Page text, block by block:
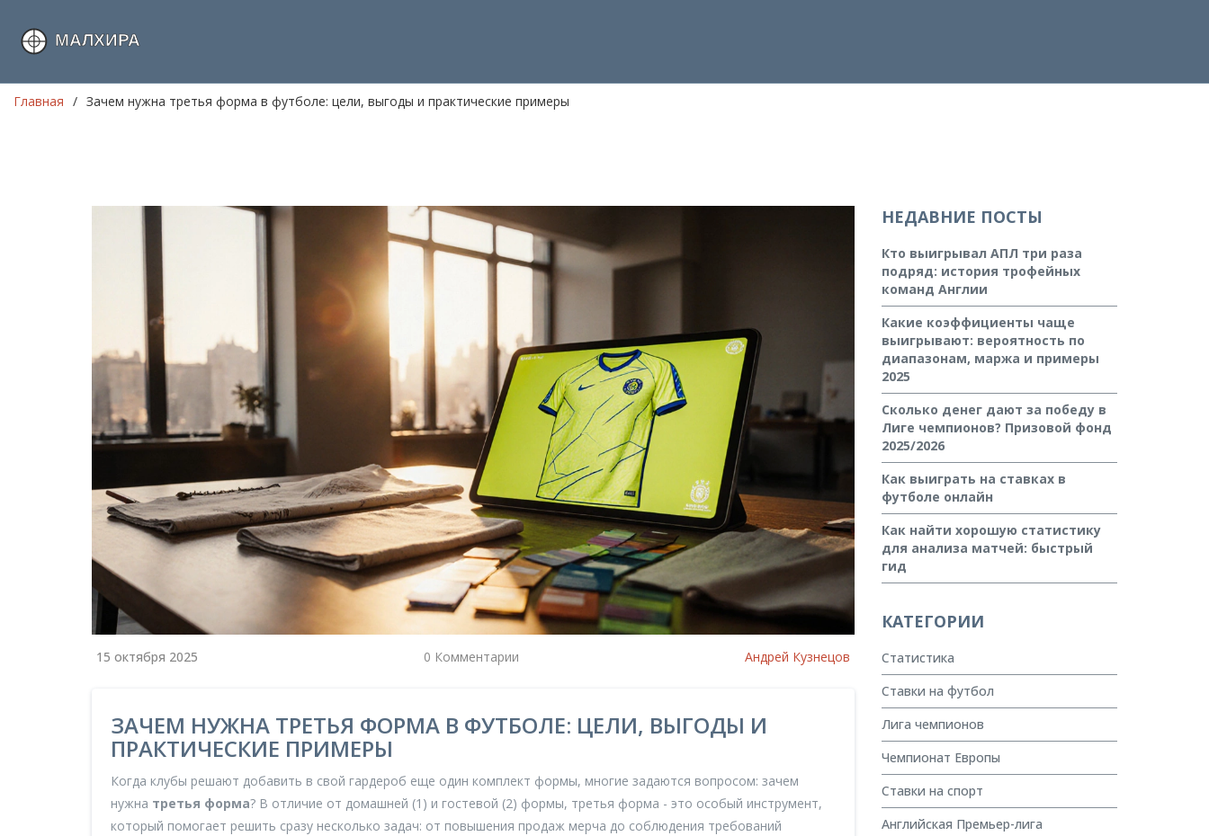
Главная Зачем нужна третья форма в футболе: цели, выгоды и практические примеры
15 октября 2025 0 Комментарии Андрей Кузнецов
ЗАЧЕМ НУЖНА ТРЕТЬЯ ФОРМА В ФУТБОЛЕ: ЦЕЛИ, ВЫГОДЫ И
ПРАКТИЧЕСКИЕ ПРИМЕРЫ
Когда клубы решают добавить в свой гардероб еще один комплект формы, многие задаются вопросом: зачем
нужна третья форма? В отличие от домашней (1) и гостевой (2) формы, третья форма - это особый инструмент,
который помогает решить сразу несколько задач: от повышения продаж мерча до соблюдения требований
НЕДАВНИЕ ПОСТЫ
Кто выигрывал АПЛ три раза
подряд: история трофейных
команд Англии
Какие коэффициенты чаще
выигрывают: вероятность по
диапазонам, маржа и примеры
2025
Сколько денег дают за победу в
Лиге чемпионов? Призовой фонд
2025/2026
Как выиграть на ставках в
футболе онлайн
Как найти хорошую статистику
для анализа матчей: быстрый
гид
КАТЕГОРИИ
Статистика
Ставки на футбол
Лига чемпионов
Чемпионат Европы
Ставки на спорт
Английская Премьер-лига